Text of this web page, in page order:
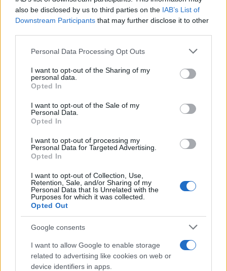
also be disclosed by us to third parties on the IAB’s List of
Downstream Participants that may further disclose it to other
Please note that this website/app uses one or more Google
not limited to your visit or usage behaviour. You may click to
grant or deny consent to Google and its third-party tags to
use your data for below specified purposes in below Google
consent section.
Personal Data Processing Opt Outs
I want to opt-out of the Sharing of my
personal data.
Opted In
I want to opt-out of the Sale of my
Personal Data.
Opted In
I want to opt-out of processing my
Personal Data for Targeted Advertising.
Opted In
I want to opt-out of Collection, Use,
Retention, Sale, and/or Sharing of my
Personal Data that Is Unrelated with the
Purposes for which it was collected.
Opted Out
Google consents
I want to allow Google to enable storage
related to advertising like cookies on web or
device identifiers in apps.
Portrait Lighting (beta)
Quad-LED True Tone flash με Slow sync
Autofocus (focus pixels)
Wide-gamut color capture
Λειτουργία αναγνώρισης Προσώπου και Σώματος
AutoHDR
που έχει λάβει ποτέ smarphone στα test
DxOMark(94), ξεπερνώντας τους 90 πόντους που
μέχρι σήμερα κρατούσαν στην κορυφή τα
καιHTC U11.
Εντωμεταξύ, το
DxOMark